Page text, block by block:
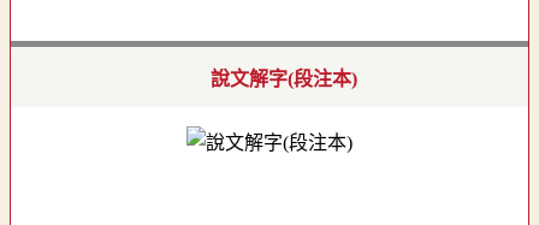
說文解字(段注本)